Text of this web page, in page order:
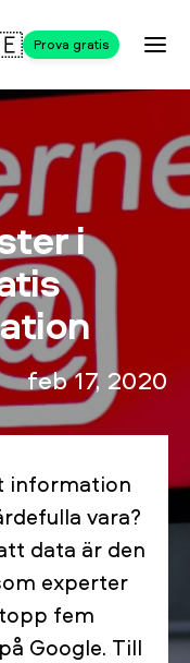
Prova gratis
i
feb 17, 2020
information
vara?
data är den
experter
fem
Google. Till